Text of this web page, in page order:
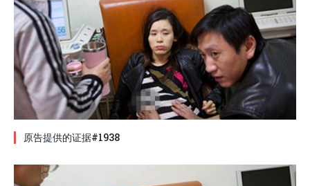
原告提供的证据#1938